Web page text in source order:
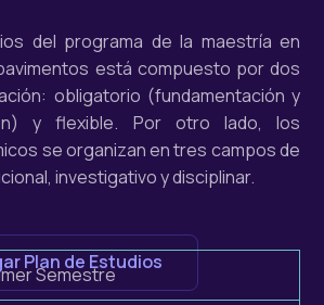
del programa de la maestría en
está compuesto por dos
obligatorio (fundamentación y
y flexible. Por otro lado, los
se organizan en tres campos de
investigativo y disciplinar.
Plan de Estudios
Semestre